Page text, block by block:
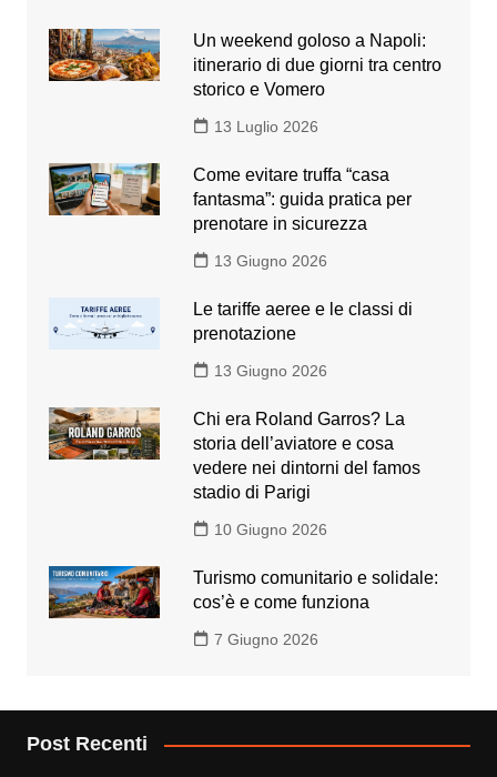
Un weekend goloso a Napoli:
itinerario di due giorni tra centro
storico e Vomero
13 Luglio 2026
Come evitare truffa “casa
fantasma”: guida pratica per
prenotare in sicurezza
13 Giugno 2026
Le tariffe aeree e le classi di
prenotazione
13 Giugno 2026
Chi era Roland Garros? La
storia dell’aviatore e cosa
vedere nei dintorni del famos
stadio di Parigi
10 Giugno 2026
Turismo comunitario e solidale:
cos’è e come funziona
7 Giugno 2026
Post Recenti